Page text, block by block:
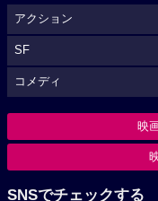
アクション
SF
コメディ
映
SNSでチェックする